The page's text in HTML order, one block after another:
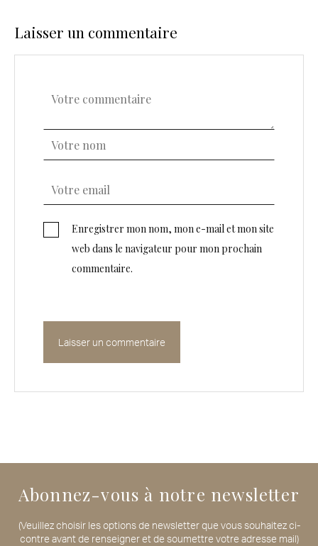
Laisser un commentaire
Enregistrer mon nom, mon e-mail et mon site
web dans le navigateur pour mon prochain
commentaire.
Abonnez-vous à notre newsletter
(Veuillez choisir les options de newsletter que vous souhaitez ci-
contre avant de renseigner et de soumettre votre adresse mail)